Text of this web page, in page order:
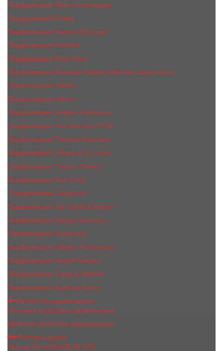
Парфюмерия Plume Impression
Парфюмерия Prada
Парфюмерия Ramon Monegal
Парфюмерия RicHard
Парфюмерия Roja Dove
Парфюмерия Rosendo Mateu Olfactive Expressions
Парфюмерия SHAIK
Парфюмерия Simimi
Парфюмерия Sospiro Perfumes
Парфюмерия The House of Oud
Парфюмерия Thomas Kosmala
Парфюмерия Tiffany & Co Love
Парфюмерия Tiziana Terenzi
Парфюмерия Tom Ford
Парфюмерия Valentino
Парфюмерия Van Cleef & Arpels
Парфюмерия Vertus Narcos'is
Парфюмерия Victorious
Парфюмерия Vilhelm Parfumerie
Парфюмерия Xerjoff Sospiro
Парфюмерия Zadig & Voltaire
Парфюмерия Zarkoperfume
Арабская парфюмерия
Женская арабская парфюмерия
Мужская арабская парфюмерия
Тестеры духов
Тестер 35 ml MADE IN UAE